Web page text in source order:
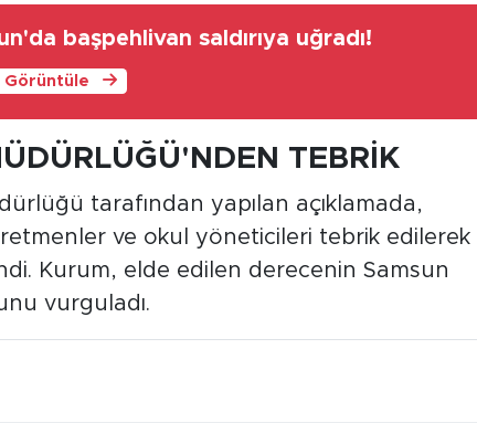
başpehlivan saldırıya uğradı!
Görüntüle
TEBRİK
tarafından yapılan açıklamada,
ve okul yöneticileri tebrik edilerek
Kurum, elde edilen derecenin Samsun
vurguladı.